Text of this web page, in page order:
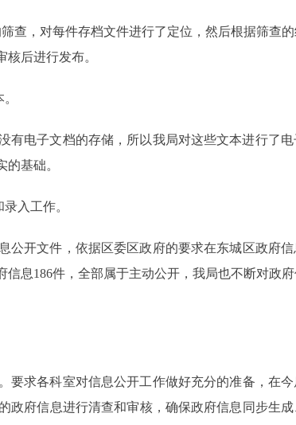
查，对每件存档文件进行了定位，然后根据筛查
后进行发布。
有电子文档的存储，所以我局对这些文本进行了
基础。
入工作。
开文件，依据区委区政府的要求在东城区政府
息186件，全部属于主动公开，我局也不断对政
求各科室对信息公开工作做好充分的准备，在
府信息进行清查和审核，确保政府信息同步生